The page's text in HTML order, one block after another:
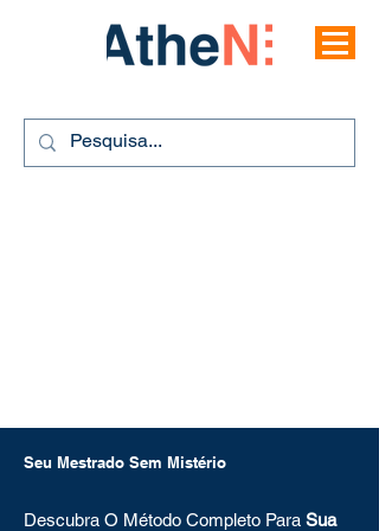
Seu Mestrado Sem Mistério
Descubra O Método Completo Para Sua